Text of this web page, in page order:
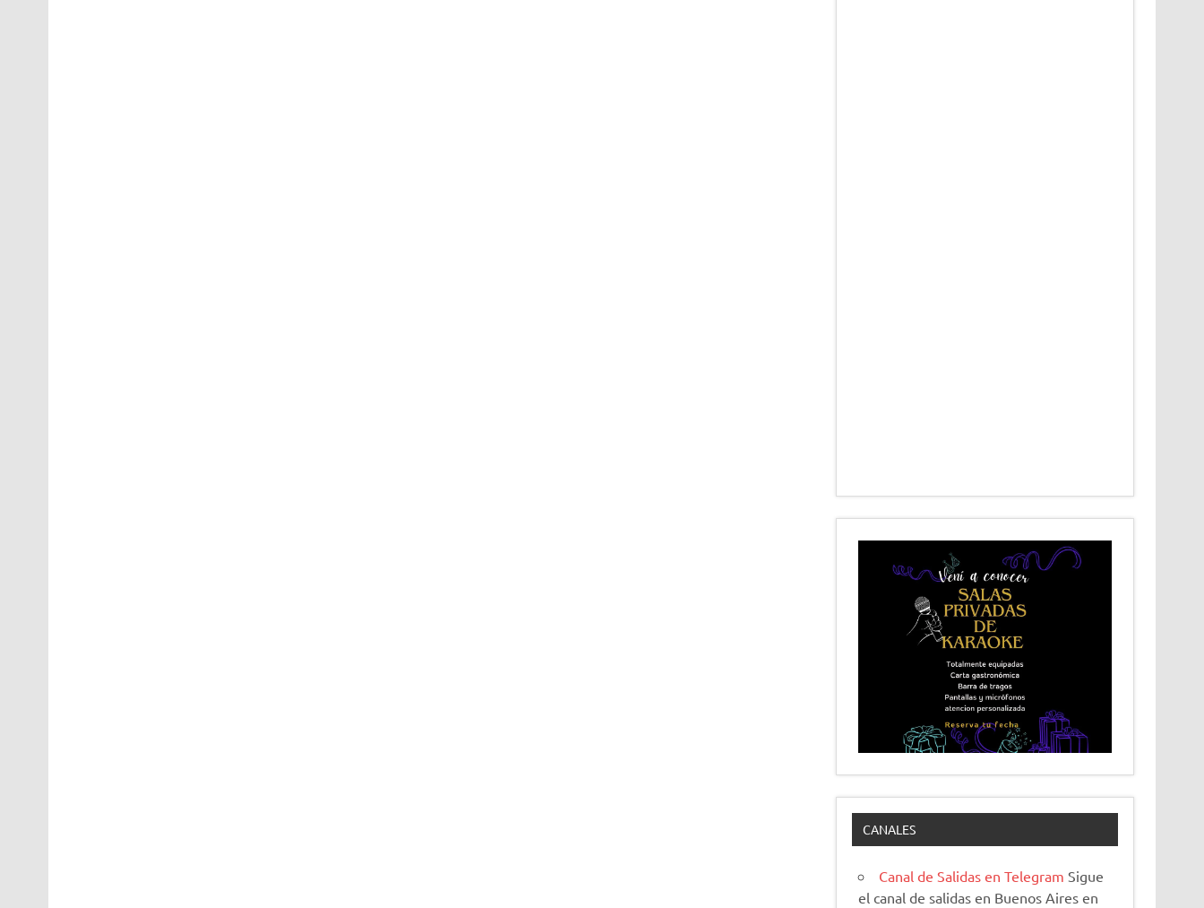
CANALES
Canal de Salidas en Telegram Sigue
el canal de salidas en Buenos Aires en